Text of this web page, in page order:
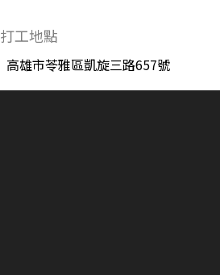
打工地點
高雄市苓雅區凱旋三路657號